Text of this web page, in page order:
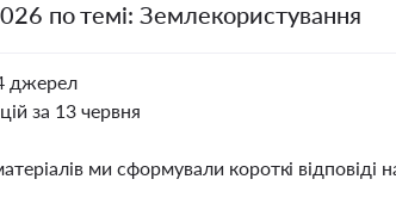
по темі: Землекористування
джерел
за 13 червня
ми сформували короткі відповіді